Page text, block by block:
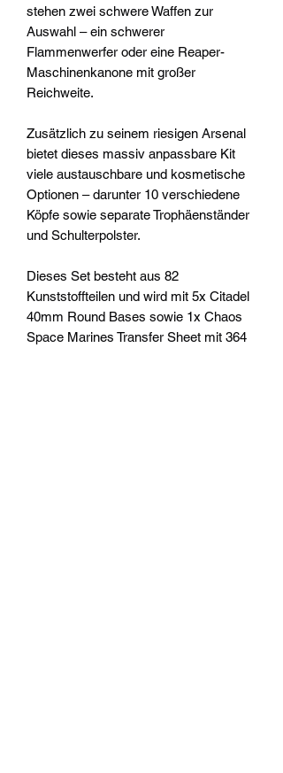
stehen zwei schwere Waffen zur
Auswahl – ein schwerer
Flammenwerfer oder eine Reaper-
Maschinenkanone mit großer
Reichweite.
Zusätzlich zu seinem riesigen Arsenal
bietet dieses massiv anpassbare Kit
viele austauschbare und kosmetische
Optionen – darunter 10 verschiedene
Köpfe sowie separate Trophäenständer
und Schulterpolster.
Dieses Set besteht aus 82
Kunststoffteilen und wird mit 5x Citadel
40mm Round Bases sowie 1x Chaos
Space Marines Transfer Sheet mit 364